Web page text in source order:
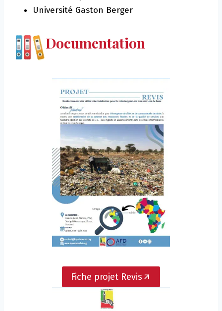
Université Gaston Berger
Documentation
Fiche projet Revis